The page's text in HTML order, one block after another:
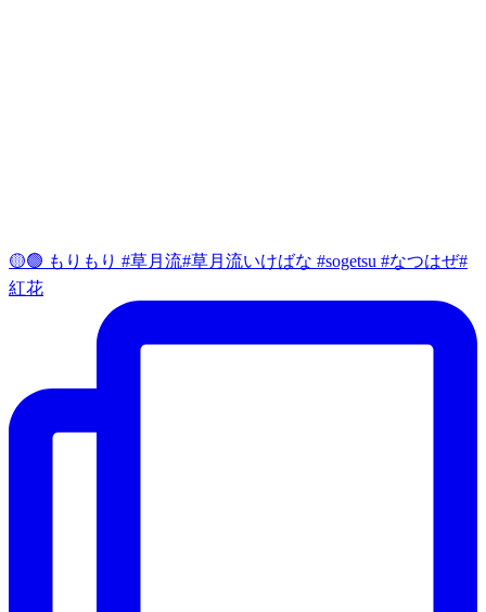
🟡🟢 もりもり #草月流#草月流いけばな #sogetsu #なつはぜ#
紅花